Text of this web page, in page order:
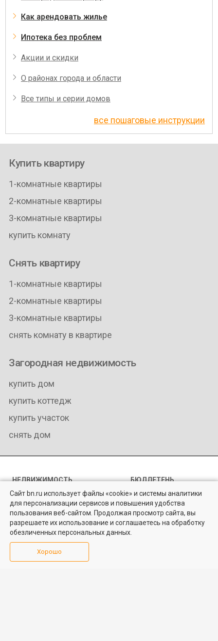
Найти квартиру - это просто!
Выбирайте среди 14 тысяч проверенных вариантов на вторичом
рынке жилья на портале BN.ru
Посмотреть объявления
Как арендовать жилье
Ипотека без проблем
Акции и скидки
О районах города и области
Все типы и серии домов
все пошаговые инструкции
Купить квартиру
1-комнатные квартиры
2-комнатные квартиры
3-комнатные квартиры
купить комнату
Снять квартиру
1-комнатные квартиры
2-комнатные квартиры
3-комнатные квартиры
снять комнату в квартире
Загородная недвижимость
купить дом
купить коттедж
купить участок
снять дом
НЕДВИЖИМОСТЬ
Продажа квартир
Продажа комнат
Аренда квартир
Аренда комнат
недвижимость
Загородная
БЮЛЛЕТЕНЬ
Правила перепечатки
Политика
конфиденциальности
Сайт bn.ru использует файлы «cookie» и системы аналитики
для персонализации сервисов и повышения удобства
пользования веб-сайтом. Продолжая просмотр сайта, вы
разрешаете их использование и соглашаетесь на обработку
обезличенных персональных данных.
Хорошо